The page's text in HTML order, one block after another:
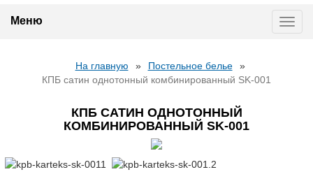
Меню
На главную » Постельное белье
»
КПБ сатин однотонный комбинированный SK-001
КПБ САТИН ОДНОТОННЫЙ
КОМБИНИРОВАННЫЙ SK-001